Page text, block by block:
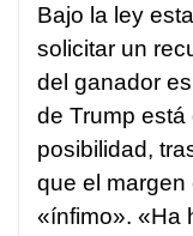
Bajo la ley
solicitar un
del ganador
de Trump
posibilidad,
que el
«ínfimo». «Ha